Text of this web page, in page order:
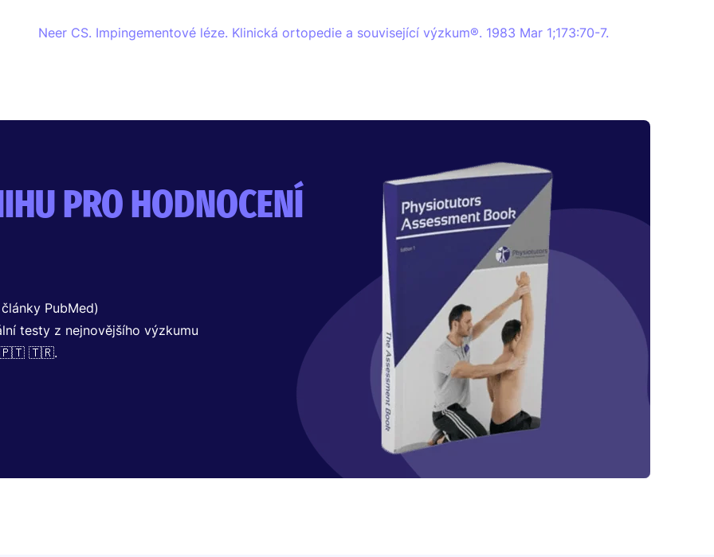
Neer CS. Impingementové léze. Klinická ortopedie a související výzkum®. 1983 Mar 1;173:70-7.
PRO HODNOCENÍ
PubMed)
testy z nejnovějšího výzkumu
🇵🇹 🇹🇷.